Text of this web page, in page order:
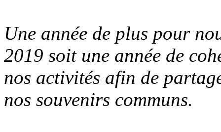
Une année de plus pour
2019 soit une année de
nos activités afin de
nos souvenirs communs.